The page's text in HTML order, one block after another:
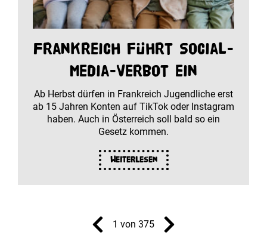
Frankreich führt Social-
Media-Verbot ein
Ab Herbst dürfen in Frankreich Jugendliche erst
ab 15 Jahren Konten auf TikTok oder Instagram
haben. Auch in Österreich soll bald so ein
Gesetz kommen.
Weiterlesen
1 von 375